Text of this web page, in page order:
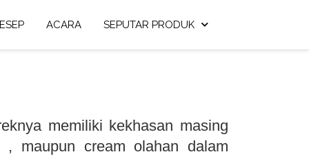
ACARA SEPUTAR PRODUK
memiliki kekhasan masing
maupun cream olahan dalam